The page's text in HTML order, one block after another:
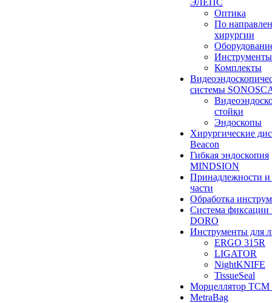
ЭЛЕПС
Оптика
По
хирургии
Инструменты
Комплекты
системы
стойки
Эндоскопы
Хирургические
Beacon
Гибкая эндоскопия
MINDSION
Принадлежности и
части
Обработка
Система фиксации
DORO
Инструменты для
ERGO 315R
LIGATOR
NightKNIFE
TissueSeal
Морцеллятор ТСМ
MetraBag